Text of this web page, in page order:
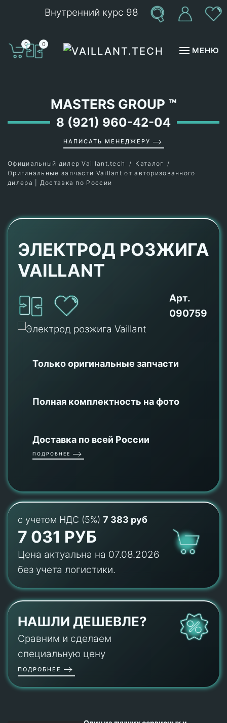
Внутренний курс 98
0 0
МЕНЮ
MASTERS GROUP ™
8 (921) 960-42-04
НАПИСАТЬ МЕНЕДЖЕРУ
Официальный дилер Vaillant.tech
Каталог
Оригинальные запчасти Vaillant от авторизованного
дилера | Доставка по России
ЭЛЕКТРОД РОЗЖИГА
VAILLANT
Арт.
090759
Только оригинальные запчасти
Полная комплектность на фото
Доставка по всей России
ПОДРОБНЕЕ
с учетом НДС (5%) 7 383 руб
7 031 РУБ
Цена актуальна на 07.08.2026
без учета логистики.
НАШЛИ ДЕШЕВЛЕ?
Сравним и сделаем
специальную цену
ПОДРОБНЕЕ